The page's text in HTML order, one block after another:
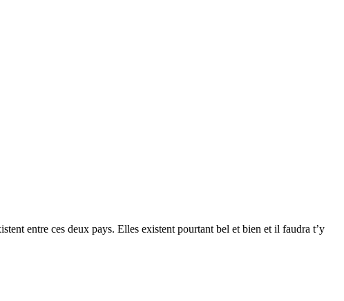
entre ces deux pays. Elles existent pourtant bel et bien et il faudra t’y